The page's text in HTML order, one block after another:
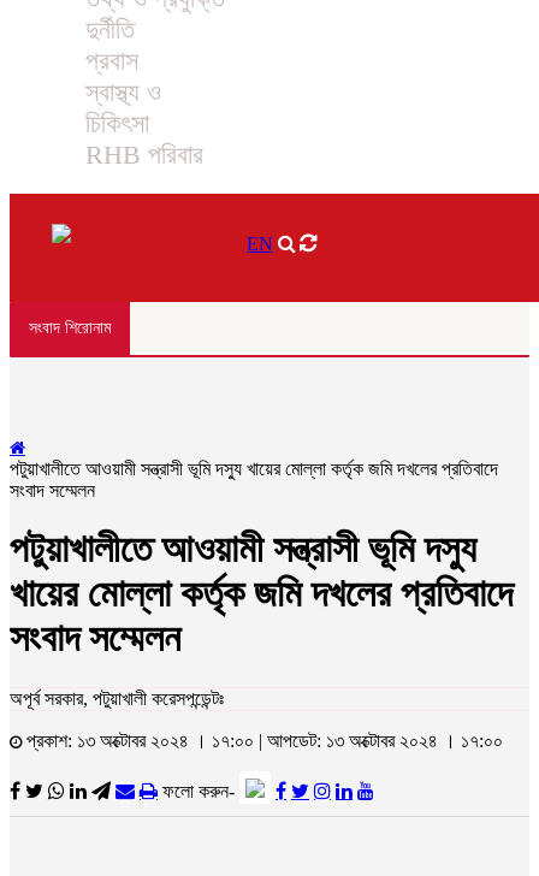
দুর্নীতি
প্রবাস
স্বাস্থ্য ও
চিকিৎসা
RHB পরিবার
EN
সংবাদ শিরোনাম
পটুয়াখালীতে আওয়ামী সন্ত্রাসী ভূমি দস্যু খায়ের মোল্লা কর্তৃক জমি দখলের প্রতিবাদে
সংবাদ সম্মেলন
পটুয়াখালীতে আওয়ামী সন্ত্রাসী ভূমি দস্যু
খায়ের মোল্লা কর্তৃক জমি দখলের প্রতিবাদে
সংবাদ সম্মেলন
অপূর্ব সরকার, পটুয়াখালী করেসপন্ডেন্টঃ
প্রকাশ: ১৩ অক্টোবর ২০২৪ । ১৭:০০ | আপডেট: ১৩ অক্টোবর ২০২৪ । ১৭:০০
ফলো করুন-